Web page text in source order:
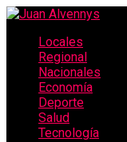
Locales
Regional
Nacionales
Economía
Deporte
Salud
Tecnología